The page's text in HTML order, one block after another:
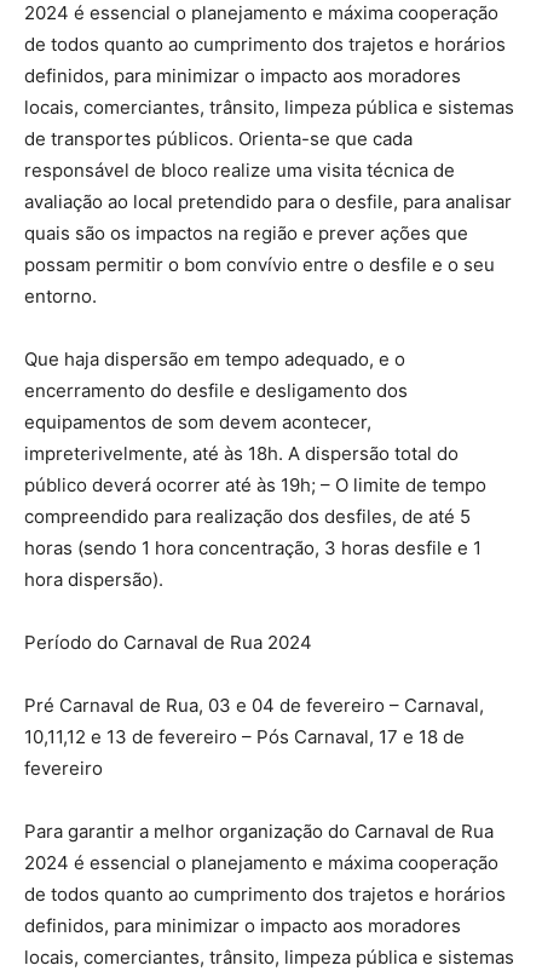
2024 é essencial o planejamento e máxima cooperação
de todos quanto ao cumprimento dos trajetos e horários
definidos, para minimizar o impacto aos moradores
locais, comerciantes, trânsito, limpeza pública e sistemas
de transportes públicos. Orienta-se que cada
responsável de bloco realize uma visita técnica de
avaliação ao local pretendido para o desfile, para analisar
quais são os impactos na região e prever ações que
possam permitir o bom convívio entre o desfile e o seu
entorno.
Que haja dispersão em tempo adequado, e o
encerramento do desfile e desligamento dos
equipamentos de som devem acontecer,
impreterivelmente, até às 18h. A dispersão total do
público deverá ocorrer até às 19h; – O limite de tempo
compreendido para realização dos desfiles, de até 5
horas (sendo 1 hora concentração, 3 horas desfile e 1
hora dispersão).
Período do Carnaval de Rua 2024
Pré Carnaval de Rua, 03 e 04 de fevereiro – Carnaval,
10,11,12 e 13 de fevereiro – Pós Carnaval, 17 e 18 de
fevereiro
Para garantir a melhor organização do Carnaval de Rua
2024 é essencial o planejamento e máxima cooperação
de todos quanto ao cumprimento dos trajetos e horários
definidos, para minimizar o impacto aos moradores
locais, comerciantes, trânsito, limpeza pública e sistemas